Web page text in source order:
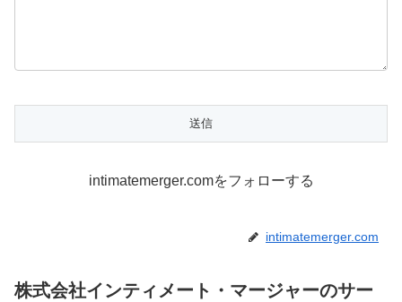
intimatemerger.comをフォローする
intimatemerger.com
株式会社インティメート・マージャーのサー